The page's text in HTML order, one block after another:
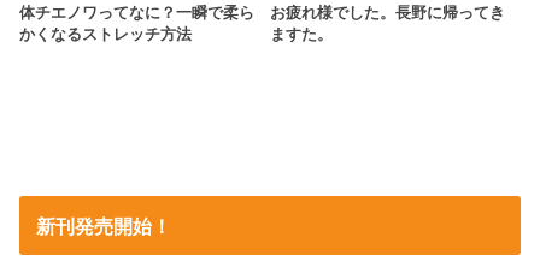
体チエノワってなに？一瞬で柔ら
かくなるストレッチ方法
お疲れ様でした。長野に帰ってき
ますた。
新刊発売開始！